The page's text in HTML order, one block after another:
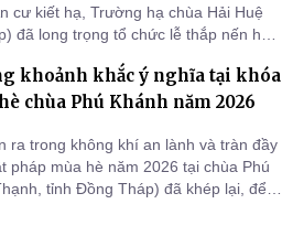
cư kiết hạ, Trường hạ chùa Hải Huệ
đã long trọng tổ chức lễ thắp nến hoa
khoảnh khắc ý nghĩa tại khóa
chùa Phú Khánh năm 2026
ra trong không khí an lành và tràn đầy
pháp mùa hè năm 2026 tại chùa Phú
tỉnh Đồng Tháp) đã khép lại, để